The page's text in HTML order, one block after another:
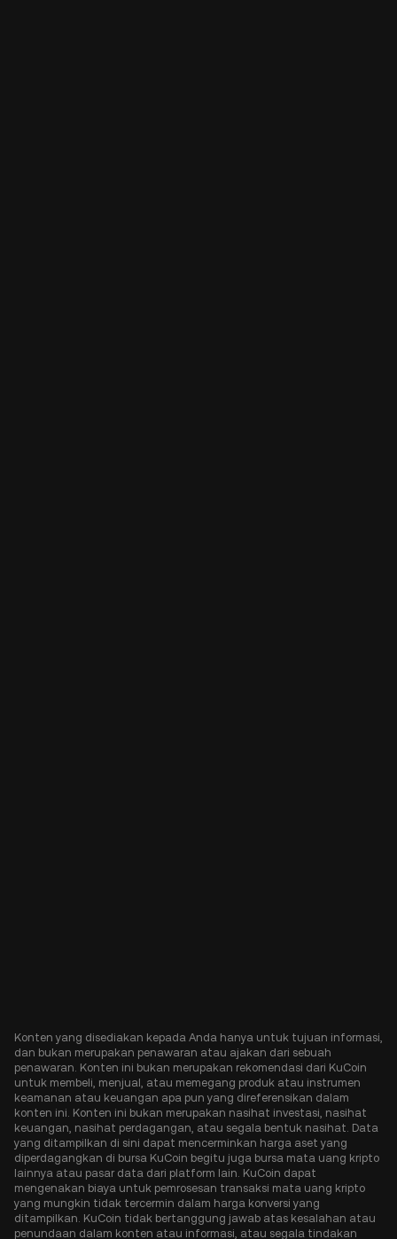
Konten yang disediakan kepada Anda hanya untuk tujuan informasi,
dan bukan merupakan penawaran atau ajakan dari sebuah
penawaran. Konten ini bukan merupakan rekomendasi dari KuCoin
untuk membeli, menjual, atau memegang produk atau instrumen
keamanan atau keuangan apa pun yang direferensikan dalam
konten ini. Konten ini bukan merupakan nasihat investasi, nasihat
keuangan, nasihat perdagangan, atau segala bentuk nasihat. Data
yang ditampilkan di sini dapat mencerminkan harga aset yang
diperdagangkan di bursa KuCoin begitu juga bursa mata uang kripto
lainnya atau pasar data dari platform lain. KuCoin dapat
mengenakan biaya untuk pemrosesan transaksi mata uang kripto
yang mungkin tidak tercermin dalam harga konversi yang
ditampilkan. KuCoin tidak bertanggung jawab atas kesalahan atau
penundaan dalam konten atau informasi, atau segala tindakan